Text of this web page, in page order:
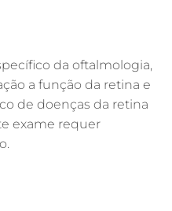
da oftalmologia,
a função da retina e
de doenças da retina
exame requer